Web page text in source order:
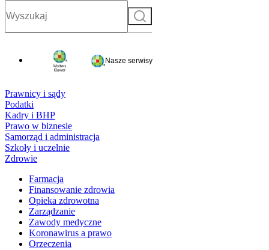
Szukaj
Nasze serwisy
Prawnicy i sądy
Podatki
Kadry i BHP
Prawo w biznesie
Samorząd i administracja
Szkoły i uczelnie
Zdrowie
Farmacja
Finansowanie zdrowia
Opieka zdrowotna
Zarządzanie
Zawody medyczne
Koronawirus a prawo
Orzeczenia